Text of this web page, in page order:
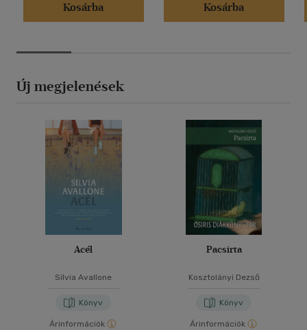
Kosárba
Kosárba
Új megjelenések
Acél
Silvia Avallone
Könyv
Árinformációk
Pacsirta
Kosztolányi Dezső
Könyv
Árinformációk